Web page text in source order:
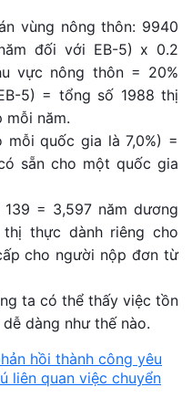
vùng nông thôn: 9940
đối với EB-5) x 0.2
vực nông thôn = 20%
5) = tổng số 1988 thị
năm.
quốc gia là 7,0%) =
sẵn cho một quốc gia
= 3,597 năm dương
thực dành riêng cho
cho người nộp đơn từ
ta có thể thấy việc tồn
dàng như thế nào.
hồi thành công yêu
liên quan việc chuyển